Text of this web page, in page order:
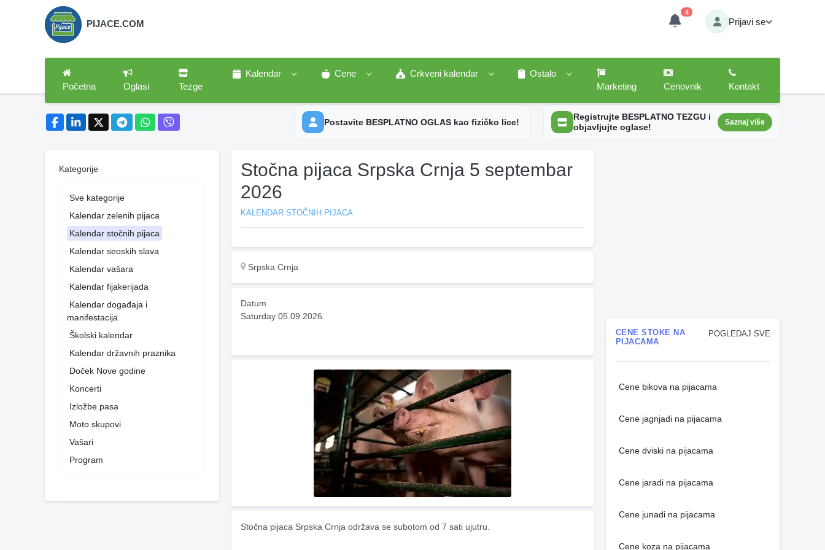
PIJACE.COM
4
Prijavi se
Početna Oglasi Tezge
Kalendar Cene Crkveni kalendar
Ostalo
Marketing
Cenovnik Kontakt
Postavite BESPLATNO OGLAS kao fizičko lice!
Registrujte BESPLATNO TEZGU i
objavljujte oglase!
Saznaj više
Kategorije
Sve kategorije
Kalendar zelenih pijaca
Kalendar stočnih pijaca
Kalendar seoskih slava
Kalendar vašara
Kalendar fijakerijada
Kalendar događaja i
manifestacija
Školski kalendar
Kalendar državnih praznika
Doček Nove godine
Koncerti
Izložbe pasa
Moto skupovi
Vašari
Program
Stočna pijaca Srpska Crnja 5 septembar
2026
KALENDAR STOČNIH PIJACA
Srpska Crnja
Datum
Saturday 05.09.2026.
Stočna pijaca Srpska Crnja održava se subotom od 7 sati ujutru.
POGLEDAJ SVE
CENE STOKE NA
PIJACAMA
Cene bikova na pijacama
Cene jagnjadi na pijacama
Cene dviski na pijacama
Cene jaradi na pijacama
Cene junadi na pijacama
Cene koza na pijacama